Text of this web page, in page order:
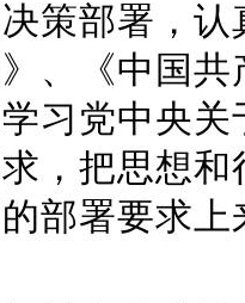
策部署，认
、
《中国
习 党中央关
，把思想
部署要求